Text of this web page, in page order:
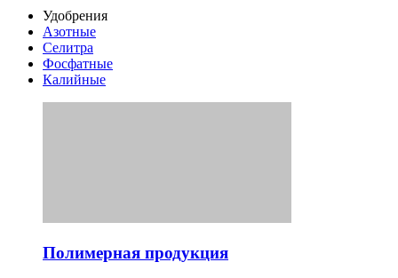
Удобрения
Азотные
Селитра
Фосфатные
Калийные
Полимерная продукция